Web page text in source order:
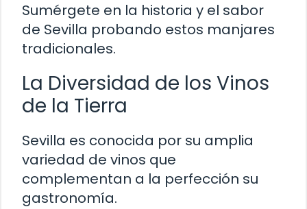
Sumérgete en la historia y el sabor
de Sevilla probando estos manjares
tradicionales.
La Diversidad de los Vinos
de la Tierra
Sevilla es conocida por su amplia
variedad de vinos que
complementan a la perfección su
gastronomía.